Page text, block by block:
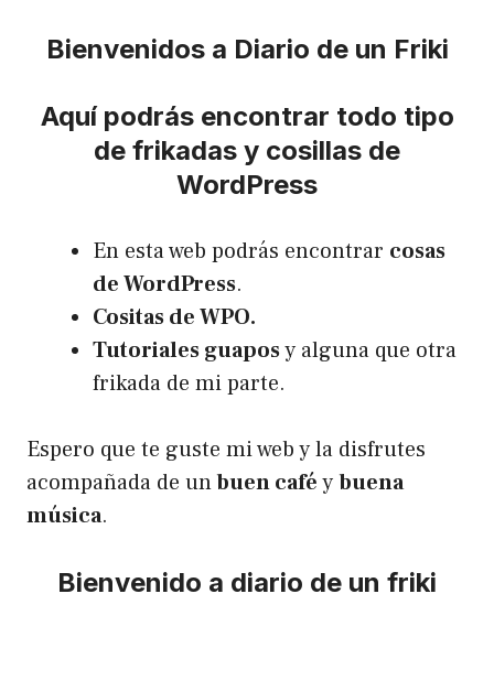
Bienvenidos a Diario de un Friki
Aquí podrás encontrar todo tipo
de frikadas y cosillas de
WordPress
En esta web podrás encontrar cosas
de WordPress.
Cositas de WPO.
Tutoriales guaposy alguna que otra
frikada de mi parte.
Espero que te guste mi web y la disfrutes
acompañada de unbuen caféybuena
música.
Bienvenido a diario de un friki